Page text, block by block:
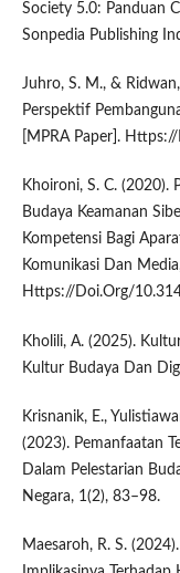
Society 5.0: Panduan
Sonpedia Publishing
Juhro, S. M., &
Perspektif
[MPRA Paper].
Khoironi, S. C. (2020).
Budaya Keamanan
Kompetensi Bagi
Komunikasi Dan
Https://Doi.Org/
Kholili, A. (2025).
Kultur Budaya Dan
Krisnanik, E.,
(2023). Pemanfaatan
Dalam Pelestarian
Negara, 1(2), 83–98.
Maesaroh, R. S.